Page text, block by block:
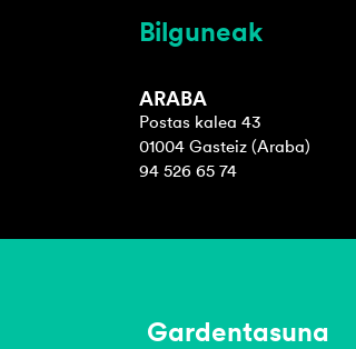
Bilguneak
ARABA
Postas kalea 43
01004 Gasteiz (Araba)
94 526 65 74
Gardentasuna